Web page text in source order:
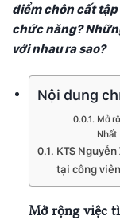
điểm chôn cất
chức năng?
với nhau ra sao?
Nội dung
Mở
Nhất
KTS
tại công
Mở rộng việc